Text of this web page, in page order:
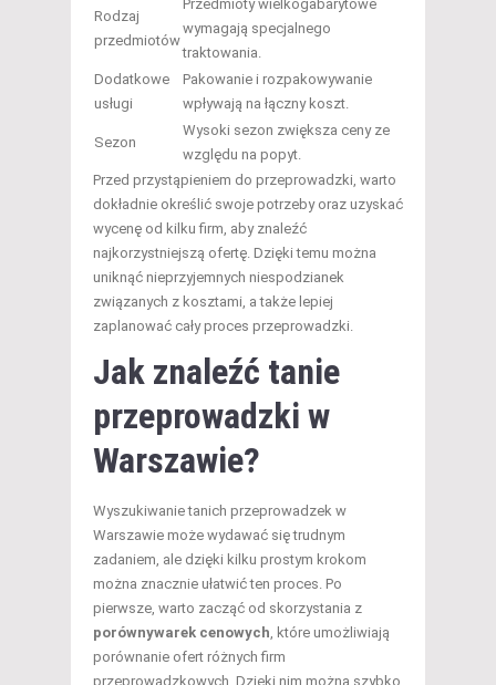
Rodzaj
przedmiotów
Przedmioty wielkogabarytowe
wymagają specjalnego
traktowania.
Dodatkowe
usługi
Pakowanie i rozpakowywanie
wpływają na łączny koszt.
Sezon
Wysoki sezon zwiększa ceny ze
względu na popyt.
Przed przystąpieniem do przeprowadzki, warto
dokładnie określić swoje potrzeby oraz uzyskać
wycenę od kilku firm, aby znaleźć
najkorzystniejszą ofertę. Dzięki temu można
uniknąć nieprzyjemnych niespodzianek
związanych z kosztami, a także lepiej
zaplanować cały proces przeprowadzki.
Jak znaleźć tanie
przeprowadzki w
Warszawie?
Wyszukiwanie tanich przeprowadzek w
Warszawie może wydawać się trudnym
zadaniem, ale dzięki kilku prostym krokom
można znacznie ułatwić ten proces. Po
pierwsze, warto zacząć od skorzystania z
porównywarek cenowych, które umożliwiają
porównanie ofert różnych firm
przeprowadzkowych. Dzięki nim można szybko